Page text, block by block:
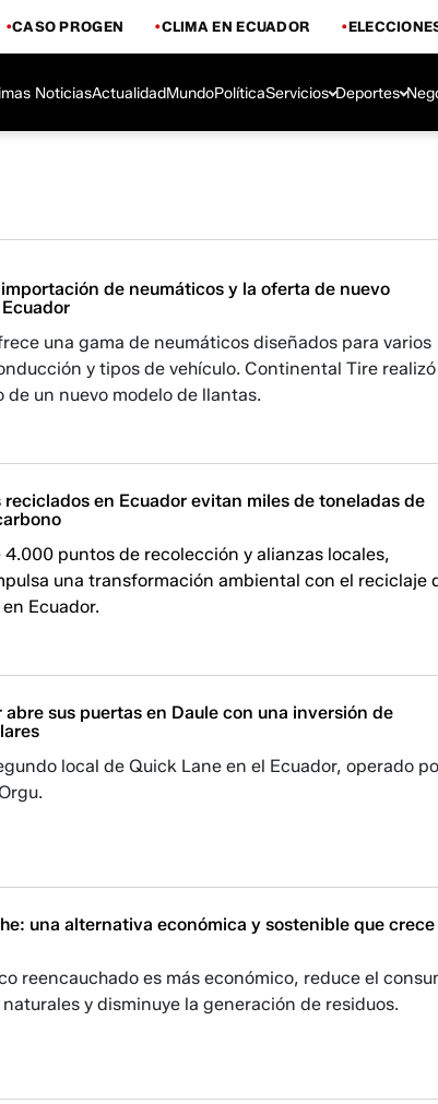
CASO PROGEN CLIMA EN ECUADOR
NoticiasActualidadMundoPolíticaServicios Deportes
de neumáticos y la oferta de nuevo
una gama de neumáticos diseñados para varios
y tipos de vehículo. Continental Tire realizó
de un nuevo modelo de llantas.
reciclados en Ecuador evitan miles de toneladas de
4.000 puntos de recolección y alianzas locales,
una transformación ambiental con el reciclaje
Ecuador.
abre sus puertas en Daule con una inversión de
local de Quick Lane en el Ecuador, operado
una alternativa económica y sostenible que crece
reencauchado es más económico, reduce el
y disminuye la generación de residuos.